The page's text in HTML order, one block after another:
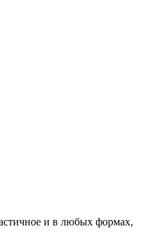
и в любых формах,